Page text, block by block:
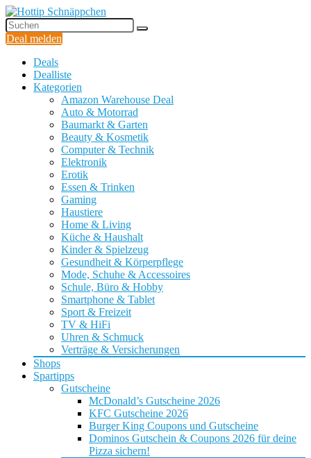
Deal melden
Deals
Dealliste
Kategorien
Amazon Warehouse Deal
Auto & Motorrad
Baumarkt & Garten
Beauty & Kosmetik
Computer & Technik
Elektronik
Erotik
Essen & Trinken
Gaming
Haustiere
Home & Living
Küche & Haushalt
Kinder & Spielzeug
Gesundheit & Körperpflege
Mode, Schuhe & Accessoires
Schule, Büro & Hobby
Smartphone & Tablet
Sport & Freizeit
TV & HiFi
Uhren & Schmuck
Verträge & Versicherungen
Shops
Spartipps
Gutscheine
McDonald’s Gutscheine 2026
KFC Gutscheine 2026
Burger King Coupons und Gutscheine
Dominos Gutschein & Coupons 2026 für deine
Pizza sichern!